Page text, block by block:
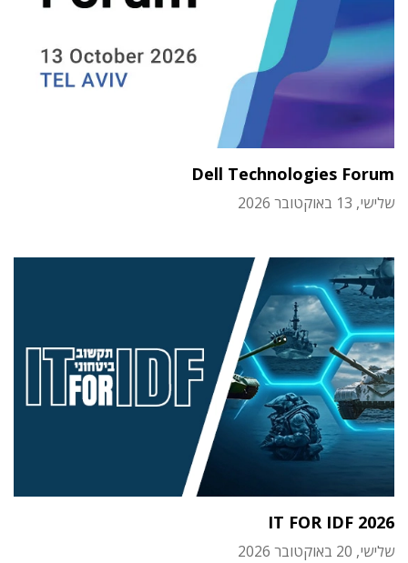
Dell Technologies Forum
שלישי, 13 באוקטובר 2026
IT FOR IDF 2026
שלישי, 20 באוקטובר 2026